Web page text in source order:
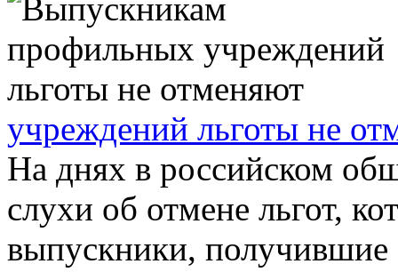
учреждений льготы не
На днях в российском
слухи об отмене льгот,
выпускники, получившие